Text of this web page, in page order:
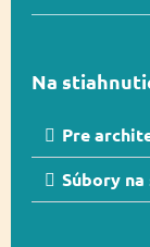
V súlade s
Rozmer
Na
Pre
Súbory